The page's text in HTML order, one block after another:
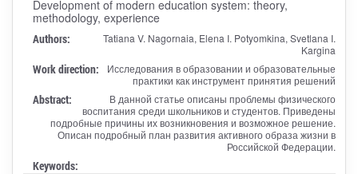
Development of modern education system: theory,
methodology, experience
Authors:
Tatiana V. Nagornaia, Elena I. Potyomkina, Svetlana I.
Kargina
Work direction:
Исследования в образовании и образовательные
практики как инструмент принятия решений
Abstract:
В данной статье описаны проблемы физического
воспитания среди школьников и студентов. Приведены
подробные причины их возникновения и возможное решение.
Описан подробный план развития активного образа жизни в
Российской Федерации.
Keywords: